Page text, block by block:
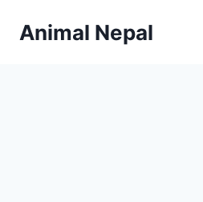
Animal Nepal